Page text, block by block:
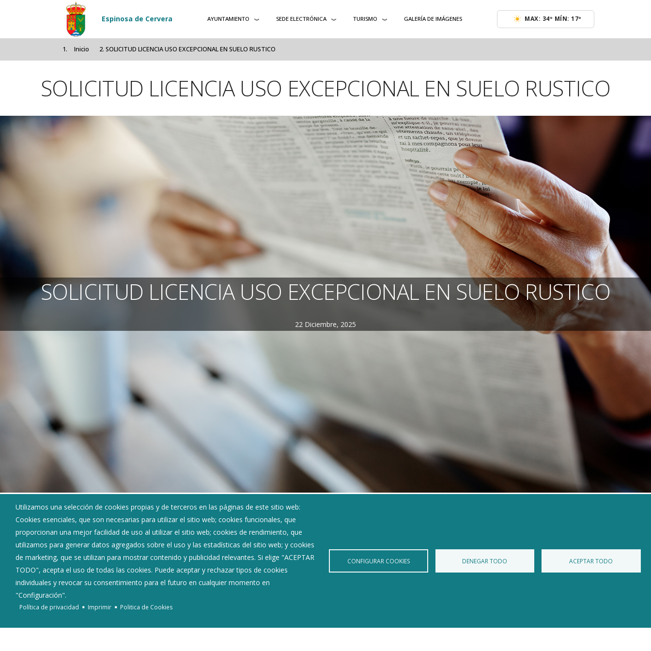
Pasar al contenido principal
Espinosa de Cervera AYUNTAMIENTO SEDE ELECTRÓNICA TURISMO GALERÍA DE IMÁGENES MAX: 34º MÍN: 17º
Inicio SOLICITUD LICENCIA USO EXCEPCIONAL EN SUELO RUSTICO
SOLICITUD LICENCIA USO EXCEPCIONAL EN SUELO RUSTICO
SOLICITUD LICENCIA USO EXCEPCIONAL EN SUELO RUSTICO
22 Diciembre, 2025
Archivos adjuntos
USO EXCEPCIONAL SUELO RUSTICO.pdf
Utilizamos una selección de cookies propias y de terceros en las páginas de este sitio web:
Cookies esenciales, que son necesarias para utilizar el sitio web; cookies funcionales, que
proporcionan una mejor facilidad de uso al utilizar el sitio web; cookies de rendimiento, que
utilizamos para generar datos agregados sobre el uso y las estadísticas del sitio web; y cookies
de marketing, que se utilizan para mostrar contenido y publicidad relevantes. Si elige "ACEPTAR
TODO", acepta el uso de todas las cookies. Puede aceptar y rechazar tipos de cookies
individuales y revocar su consentimiento para el futuro en cualquier momento en
"Configuración".
Política de privacidad Imprimir Politica de Cookies
CONFIGURAR COOKIES DENEGAR TODO ACEPTAR TODO
Ayuntamiento de Espinosa de Cervera
: Calle San Roque s/n - 09610
: 947534383
Corporación Municipal